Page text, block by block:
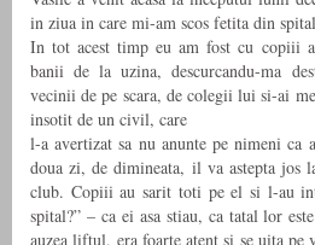
in ziua in care mi-am scos fetita din
In tot acest timp eu am fost cu copiii
banii de la uzina, descurcandu-ma
vecinii de pe scara, de colegii lui si-ai
insotit de un civil, care
l-a avertizat sa nu anunte pe nimeni ca
doua zi, de dimineata, il va astepta jos
club. Copiii au sarit toti pe el si l-au
spital?” – ca ei asa stiau, ca tatal lor
auzea liftul, era foarte atent si se uita pe